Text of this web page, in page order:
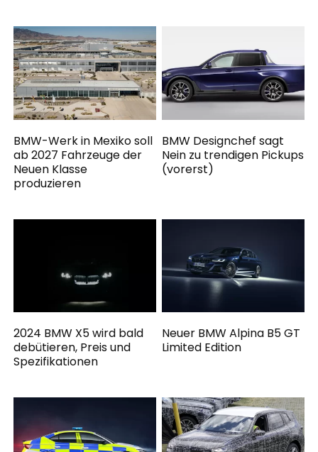
BMW-Werk in Mexiko soll
ab 2027 Fahrzeuge der
Neuen Klasse
produzieren
BMW Designchef sagt
Nein zu trendigen Pickups
(vorerst)
2024 BMW X5 wird bald
debütieren, Preis und
Spezifikationen
Neuer BMW Alpina B5 GT
Limited Edition